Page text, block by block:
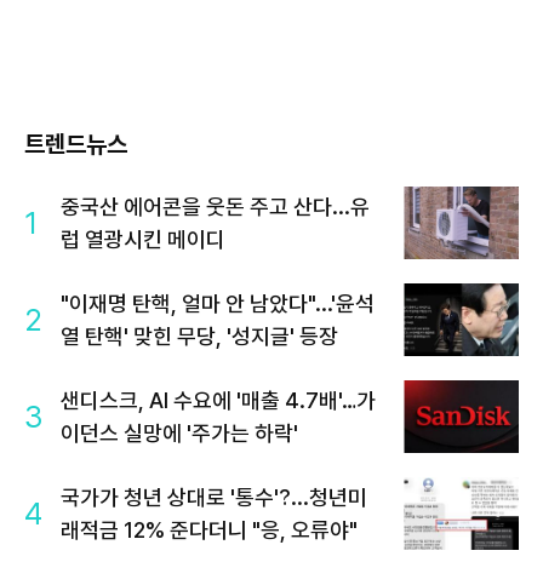
트렌드뉴스
1
중국산 에어콘을 웃돈 주고 산다...유
럽 열광시킨 메이디
2
"이재명 탄핵, 얼마 안 남았다"...'윤석
열 탄핵' 맞힌 무당, '성지글' 등장
3
샌디스크, AI 수요에 '매출 4.7배'…가
이던스 실망에 '주가는 하락'
4
국가가 청년 상대로 '통수'?...청년미
래적금 12% 준다더니 "응, 오류야"